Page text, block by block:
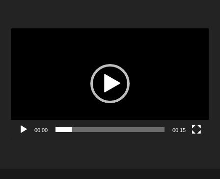
00:00 00:15